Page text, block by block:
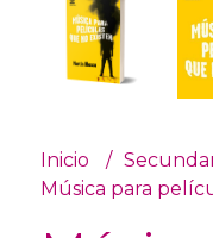
Inicio
Música para